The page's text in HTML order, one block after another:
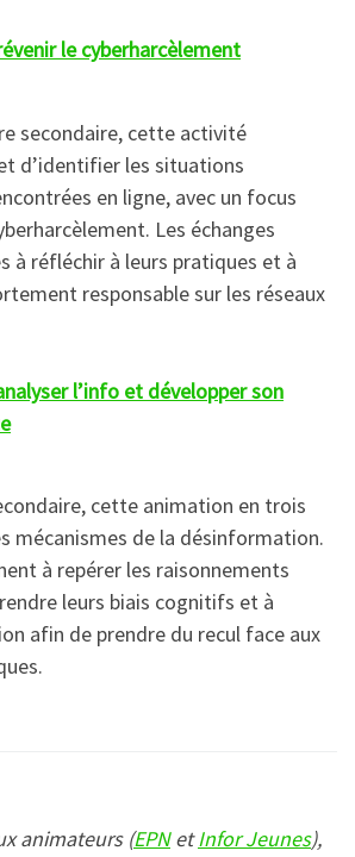
le cyberharcèlement
secondaire, cette activité
d’identifier les situations
en ligne, avec un focus
Les échanges
à réfléchir à leurs pratiques et à
responsable sur les réseaux
l’info et développer son
cette animation en trois
mécanismes de la désinformation.
à repérer les raisonnements
leurs biais cognitifs et à
afin de prendre du recul face aux
animateurs (EPNetInfor Jeunes),